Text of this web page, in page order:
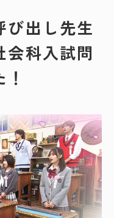
び出し先生
会科入試問